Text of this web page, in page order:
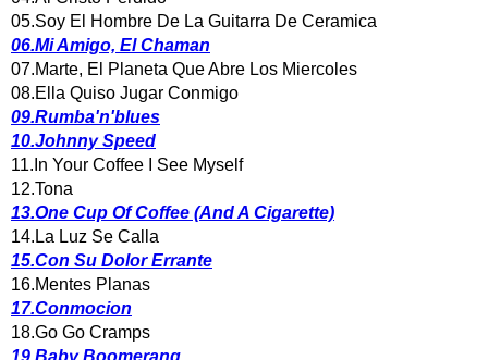
05.Soy El Hombre De La Guitarra De Ceramica
06.Mi Amigo, El Chaman
07.Marte, El Planeta Que Abre Los Miercoles
08.Ella Quiso Jugar Conmigo
09.Rumba'n'blues
10.Johnny Speed
11.In Your Coffee I See Myself
12.Tona
13.One Cup Of Coffee (And A Cigarette)
14.La Luz Se Calla
15.Con Su Dolor Errante
16.Mentes Planas
17.Conmocion
18.Go Go Cramps